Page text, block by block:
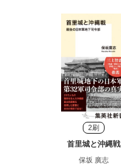
2刷
首里城と沖縄戦
保坂 廣志